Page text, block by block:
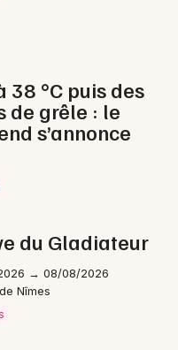
38 °C puis des
de grêle : le
s’annonce
du Gladiateur
→ 08/08/2026
Nîmes